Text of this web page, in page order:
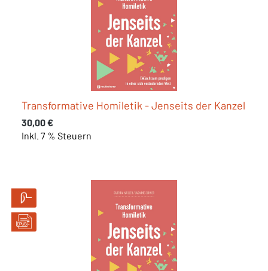
Transformative Homiletik - Jenseits der Kanzel
Regulärer Preis:
30,00 €
Inkl. 7 % Steuern